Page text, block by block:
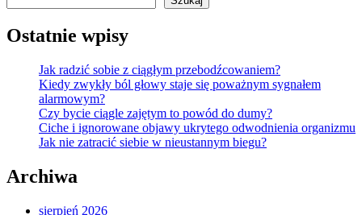
o
Technologie,
które
ułatwiają
życie
osobom
starszym
Ostatnie wpisy
Jak radzić sobie z ciągłym przebodźcowaniem?
Kiedy zwykły ból głowy staje się poważnym sygnałem
alarmowym?
Czy bycie ciągle zajętym to powód do dumy?
Ciche i ignorowane objawy ukrytego odwodnienia organizmu
Jak nie zatracić siebie w nieustannym biegu?
Archiwa
sierpień 2026